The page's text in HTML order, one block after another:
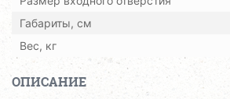
Габариты, см
Вес, кг
ОПИСАНИЕ